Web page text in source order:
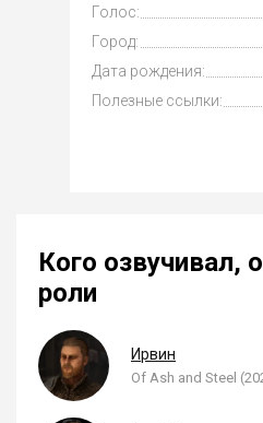
Голос:
Город:
Дата рождения:
Полезные ссылки:
Кого озвучивал,
роли
Ирвин
Of Ash and Steel